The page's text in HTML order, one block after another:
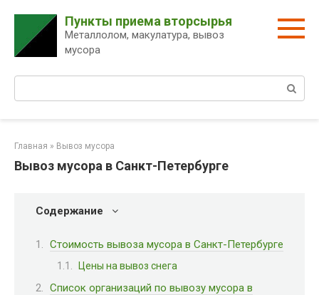
контенту
Пункты приема вторсырья
Металлолом, макулатура, вывоз
мусора
Главная » Вывоз мусора
Вывоз мусора в Санкт-Петербурге
Содержание
Стоимость вывоза мусора в Санкт-Петербурге
Цены на вывоз снега
Список организаций по вывозу мусора в